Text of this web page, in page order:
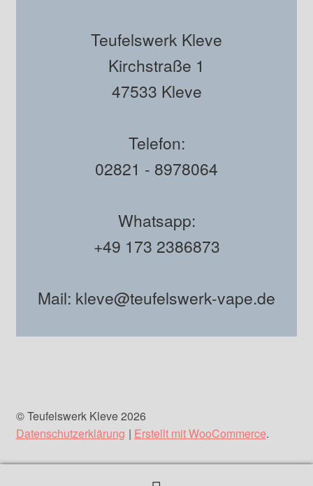
Teufelswerk Kleve
Kirchstraße 1
47533 Kleve
Telefon:
02821 - 8978064
Whatsapp:
+49 173 2386873
Mail: kleve@teufelswerk-vape.de
© Teufelswerk Kleve 2026
Datenschutzerklärung
Erstellt mit WooCommerce.